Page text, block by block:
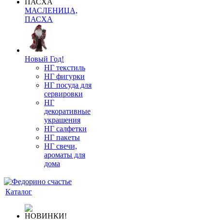
МАСЛЕНИЦА,
ПАСХА
Новый Год!
НГ текстиль
НГ фигурки
НГ посуда для
сервировки
НГ
декоративные
украшения
НГ салфетки
НГ пакеты
НГ свечи,
ароматы для
дома
Каталог